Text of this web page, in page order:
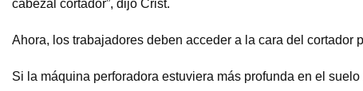
cabezal cortador”, dijo Crist.
Ahora, los trabajadores deben acceder a la cara del cortador
Si la máquina perforadora estuviera más profunda en el